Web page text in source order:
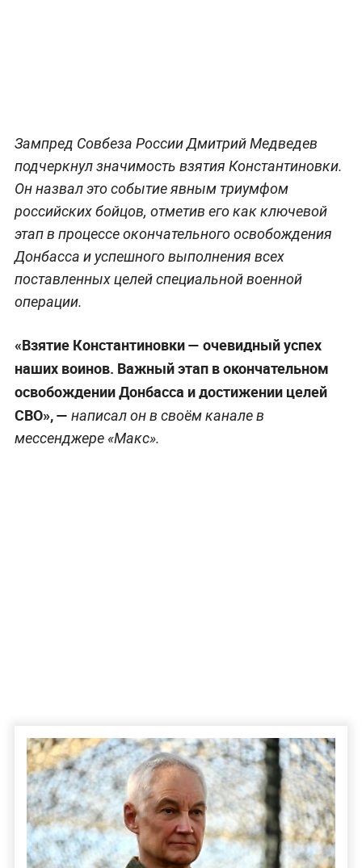
Зампред Совбеза России Дмитрий Медведев
подчеркнул значимость взятия Константиновки.
Он назвал это событие явным триумфом
российских бойцов, отметив его как ключевой
этап в процессе окончательного освобождения
Донбасса и успешного выполнения всех
поставленных целей специальной военной
операции.
«Взятие Константиновки — очевидный успех
наших воинов. Важный этап в окончательном
освобождении Донбасса и достижении целей
СВО», — написал он в своём канале в
мессенджере «Макс».